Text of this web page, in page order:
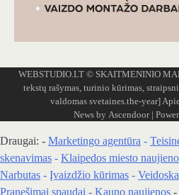
WEBSTUDIO.LT © SKAITMENINIO
tekstų rašymas, turinio kūrimas,
valdomas svetaines.the-year]
News by Ascendoor|
Draugai: - Marketingo agentūra -
skenavimas - Klaipedos miesto
Narbutas - Įvaizdžio kūrimas -
Pranešimai spaudai - Kauno naujienos -